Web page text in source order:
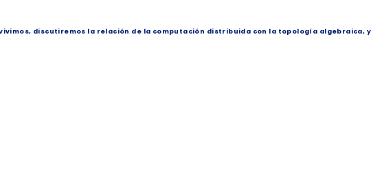
discutiremos la relación de la computación distribuida con la topología algebraica, y